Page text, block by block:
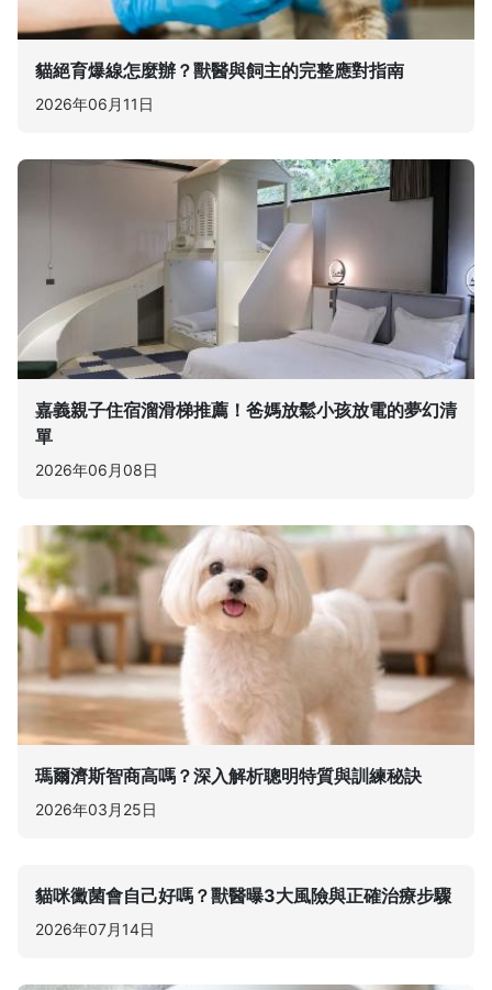
貓絕育爆線怎麼辦？獸醫與飼主的完整應對指南
2026年06月11日
嘉義親子住宿溜滑梯推薦！爸媽放鬆小孩放電的夢幻清
單
2026年06月08日
瑪爾濟斯智商高嗎？深入解析聰明特質與訓練秘訣
2026年03月25日
貓咪黴菌會自己好嗎？獸醫曝3大風險與正確治療步驟
2026年07月14日